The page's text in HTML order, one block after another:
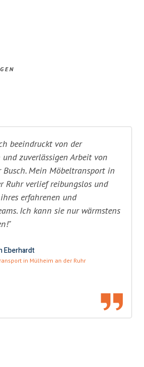
beeindruckt von der
zuverlässigen Arbeit von
Busch. Mein Möbeltransport in
Ruhr verlief reibungslos und
erfahrenen und
Ich kann sie nur wärmstens
Eberhardt
in Mülheim an der Ruhr